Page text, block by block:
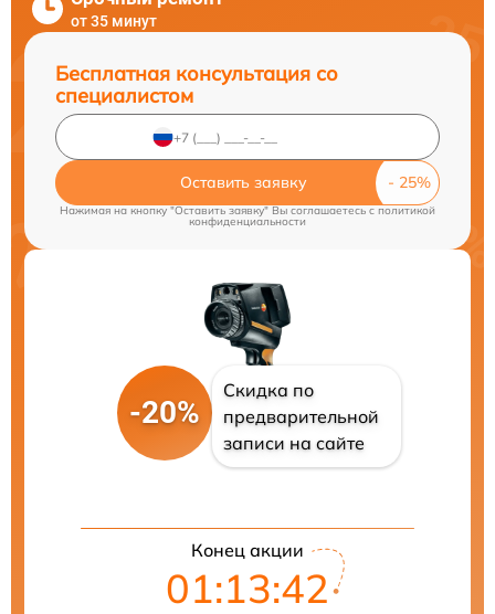
от 35 минут
Бесплатная консультация со
специалистом
Оставить заявку
Нажимая на кнопку "Оставить заявку" Вы соглашаетесь cполитикой
конфиденциальности
-20%
Скидка по
предварительной
записи на сайте
Конец акции
01:13:41